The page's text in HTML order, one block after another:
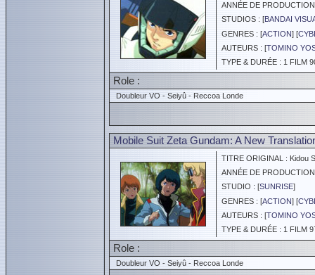
ANNÉE DE
STUDIOS : [BANDAI
GENRES : [ACTION] [
AUTEURS : [TOMINO
TYPE & DURÉE : 1 FILM
Role :
Doubleur VO - Seiyû - Reccoa Londe
Mobile Suit Zeta Gundam: A New
TITRE ORIGINAL : Kidou
ANNÉE DE
STUDIO : [SUNRISE]
GENRES : [ACTION] [
AUTEURS : [TOMINO
TYPE & DURÉE : 1 FILM
Role :
Doubleur VO - Seiyû - Reccoa Londe